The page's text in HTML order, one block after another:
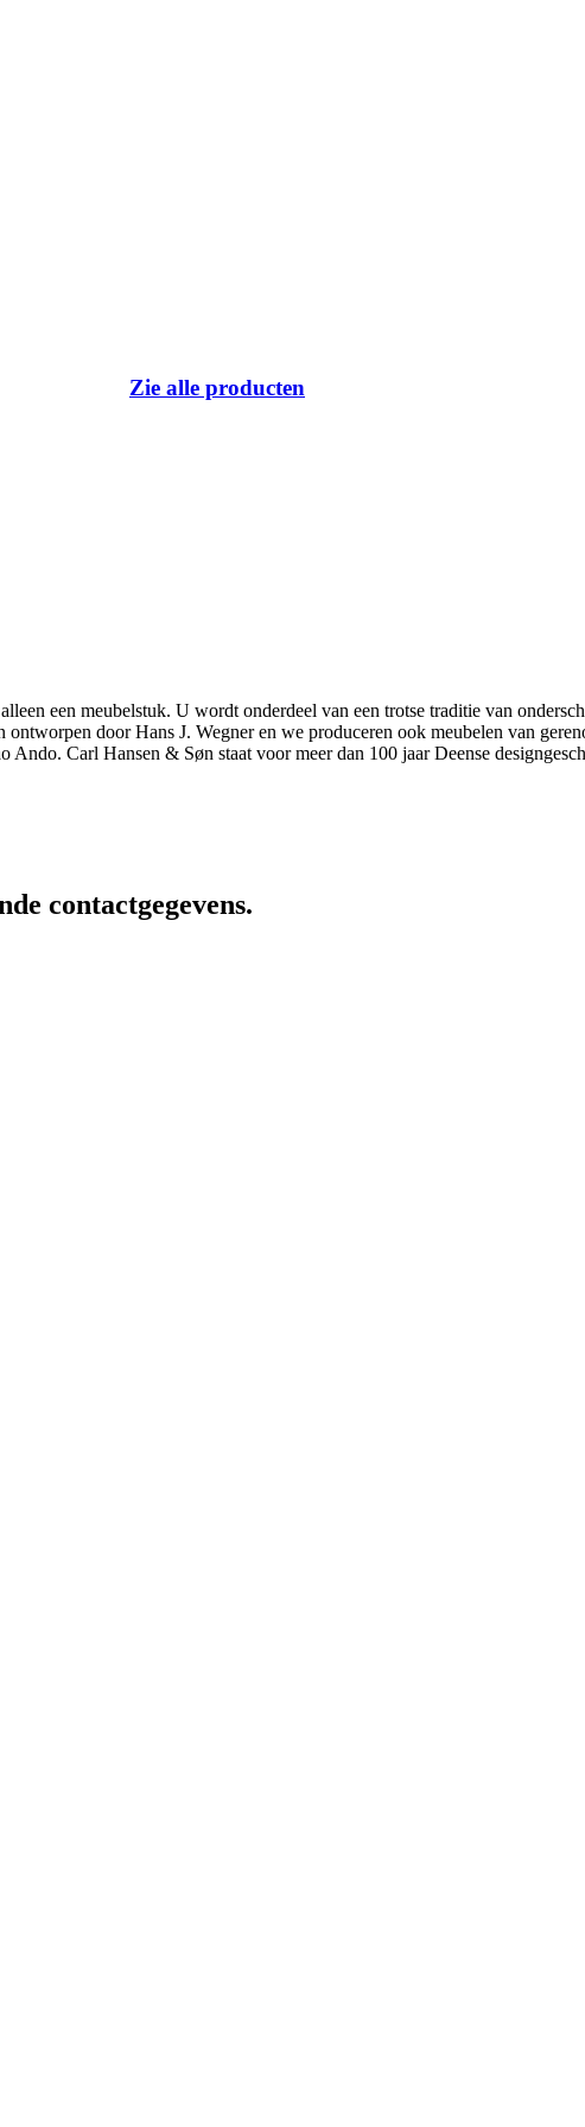
Zie alle producten
een meubelstuk. U wordt onderdeel van een trotse traditie van
door Hans J. Wegner en we produceren ook meubelen van
Carl Hansen & Søn staat voor meer dan 100 jaar Deense
contactgegevens.